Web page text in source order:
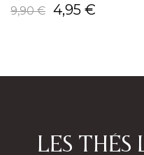
9,90 € 4,95 €
Les thés